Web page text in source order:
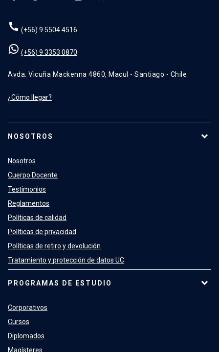
(+56) 9 5504 4516
(+56) 9 3353 0870
Avda. Vicuña Mackenna 4860, Macul - Santiago - Chile
¿Cómo llegar?
NOSOTROS
Nosotros
Cuerpo Docente
Testimonios
Reglamentos
Políticas de calidad
Políticas de privacidad
Políticas de retiro y devolución
Tratamiento y protección de datos UC
PROGRAMAS DE ESTUDIO
Corporativos
Cursos
Diplomados
Magísteres